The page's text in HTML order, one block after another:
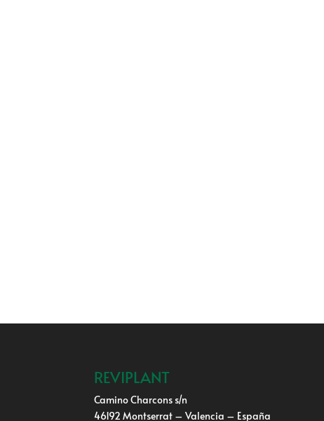
REVIPLANT
Camino Charcons s/n
46192 Montserrat – Valencia – España